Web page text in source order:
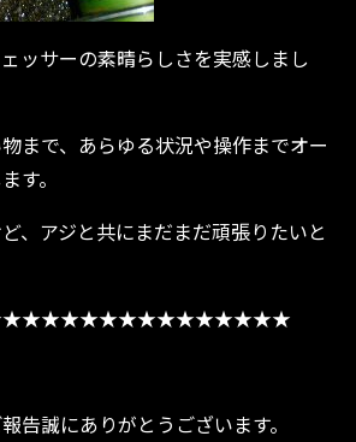
ッサーの素晴らしさを実感しまし
まで、あらゆる状況や操作までオー
す。
、アジと共にまだまだ頑張りたいと
告誠にありがとうございます。